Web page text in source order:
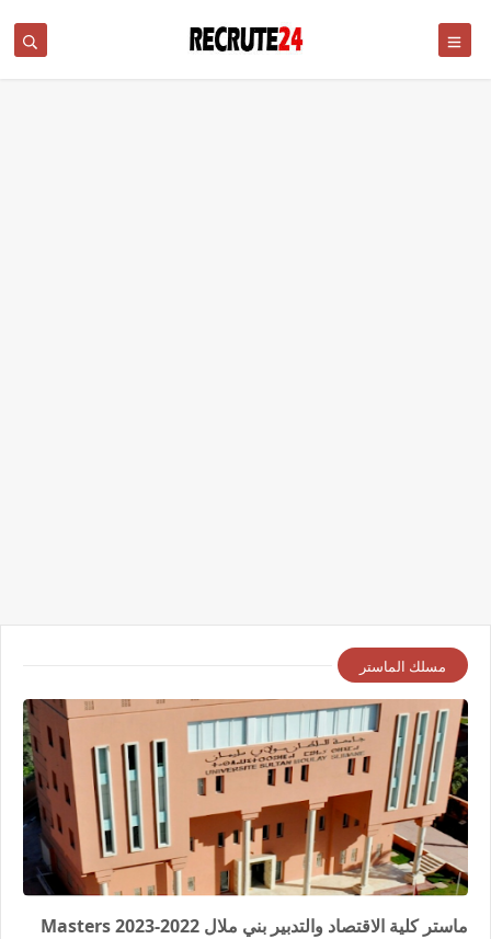
مسلك الماستر
ماستر كلية الاقتصاد والتدبير بني ملال 2022-2023 Masters